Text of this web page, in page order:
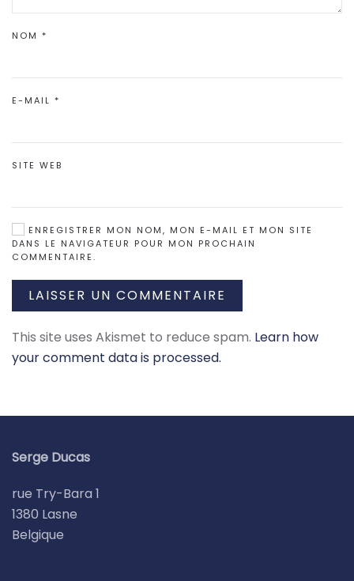
NOM *
E-MAIL *
SITE WEB
ENREGISTRER MON NOM, MON E-MAIL ET MON SITE
DANS LE NAVIGATEUR POUR MON PROCHAIN
COMMENTAIRE.
LAISSER UN COMMENTAIRE
This site uses Akismet to reduce spam. Learn how
your comment data is processed.
Serge Ducas
rue Try-Bara 1
1380 Lasne
Belgique